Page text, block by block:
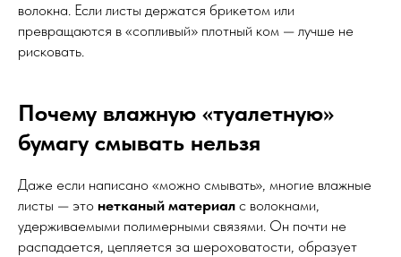
волокна. Если листы держатся брикетом или
превращаются в «сопливый» плотный ком — лучше не
рисковать.
Почему влажную «туалетную»
бумагу смывать нельзя
Даже если написано «можно смывать», многие влажные
листы — это нетканый материал с волокнами,
удерживаемыми полимерными связями. Он почти не
распадается, цепляется за шероховатости, образует